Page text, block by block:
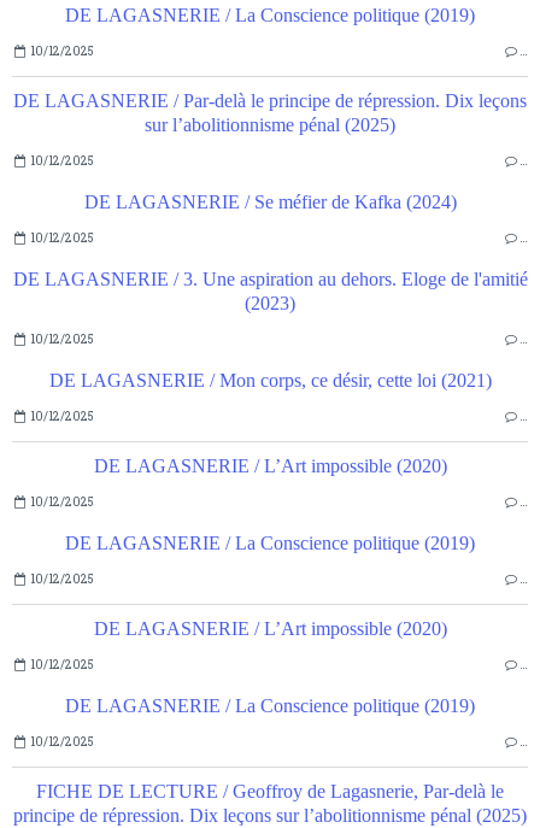
DE LAGASNERIE / La Conscience politique (2019)
10/12/2025 …
DE LAGASNERIE / Par-delà le principe de répression. Dix leçons
sur l’abolitionnisme pénal (2025)
10/12/2025 …
DE LAGASNERIE / Se méfier de Kafka (2024)
10/12/2025 …
DE LAGASNERIE / 3. Une aspiration au dehors. Eloge de l'amitié
(2023)
10/12/2025 …
DE LAGASNERIE / Mon corps, ce désir, cette loi (2021)
10/12/2025 …
DE LAGASNERIE / L’Art impossible (2020)
10/12/2025 …
DE LAGASNERIE / La Conscience politique (2019)
10/12/2025 …
DE LAGASNERIE / L’Art impossible (2020)
10/12/2025 …
DE LAGASNERIE / La Conscience politique (2019)
10/12/2025 …
FICHE DE LECTURE / Geoffroy de Lagasnerie, Par-delà le
principe de répression. Dix leçons sur l’abolitionnisme pénal (2025)